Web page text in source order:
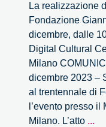
La realizzazione
Fondazione
dicembre, dalle
Digital Cultural
Milano
dicembre 2023 –
al trentennale di
l’evento presso
Milano. L’atto ...